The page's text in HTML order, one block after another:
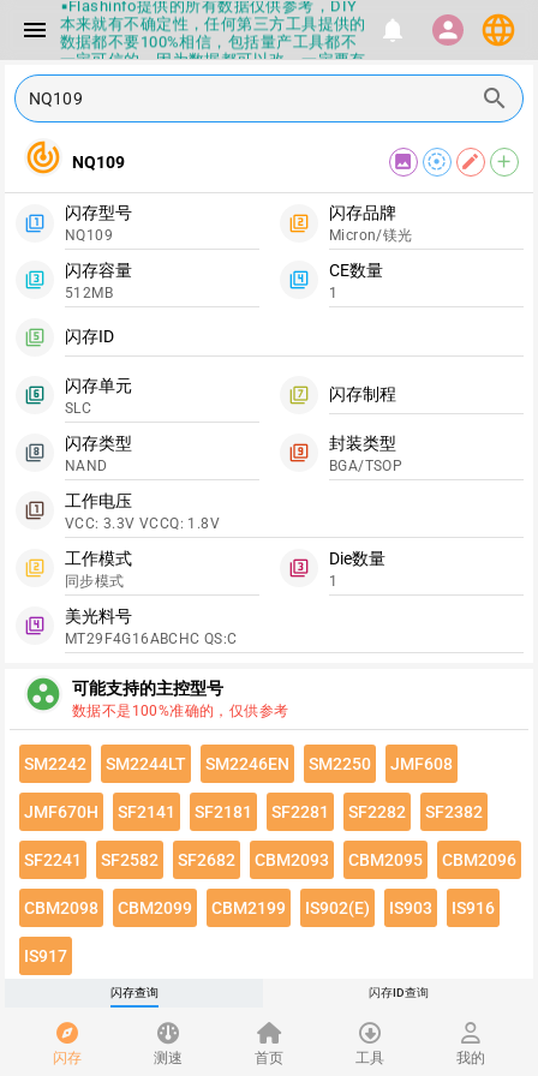
menu
▪Flashinfo提供的所有数据仅供参考，DIY
本来就有不确定性，任何第三方工具提供的
数据都不要100%相信，包括量产工具都不
一定可信的，因为数据都可以改，一定要有
正确的认知，不要随大流
▪如果发现数据有错误，或者存在误导，欢
迎积极反馈，Flashinfo尽量维护最正确的
▪Flashinfo APP更新技术规格和量产工具标
签啦，使用更加丝滑，快点击下载吧
▪兄弟们没事不要乱下载量产工具，过分了
下载服务会暂停一段时间才能恢复
▪Flashinfo提供的所有数据仅供参考，DIY
本来就有不确定性，任何第三方工具提供的
数据都不要100%相信，包括量产工具都不
一定可信的，因为数据都可以改，一定要有
正确的认知，不要随大流
▪如果发现数据有错误，或者存在误导，欢
迎积极反馈，Flashinfo尽量维护最正确的
▪Flashinfo APP更新技术规格和量产工具标
签啦，使用更加丝滑，快点击下载吧
notifications person language
闪存 测速 首页 工具 我的
search
track_changes NQ109 image filter_tilt_shift edit add
filter_1
闪存型号
NQ109
filter_2
闪存品牌
Micron/镁光
filter_3
闪存容量
512MB
filter_4
CE数量
1
filter_5 闪存ID
filter_6
闪存单元
SLC
filter_7 闪存制程
filter_8
闪存类型
NAND
filter_9
封装类型
BGA/TSOP
filter_1
工作电压
VCC: 3.3V VCCQ: 1.8V
filter_2
工作模式
同步模式
filter_3
Die数量
1
filter_4
美光料号
MT29F4G16ABCHC QS:C
group_work 可能支持的主控型号
数据不是100%准确的，仅供参考
SM2242 SM2244LT SM2246EN SM2250 JMF608
JMF670H SF2141 SF2181 SF2281 SF2282 SF2382
SF2241 SF2582 SF2682 CBM2093 CBM2095 CBM2096
CBM2098 CBM2099 CBM2199 IS902(E) IS903 IS916
IS917
点击绿色按钮有惊喜哦~
闪存速度
闪存查询 闪存ID查询